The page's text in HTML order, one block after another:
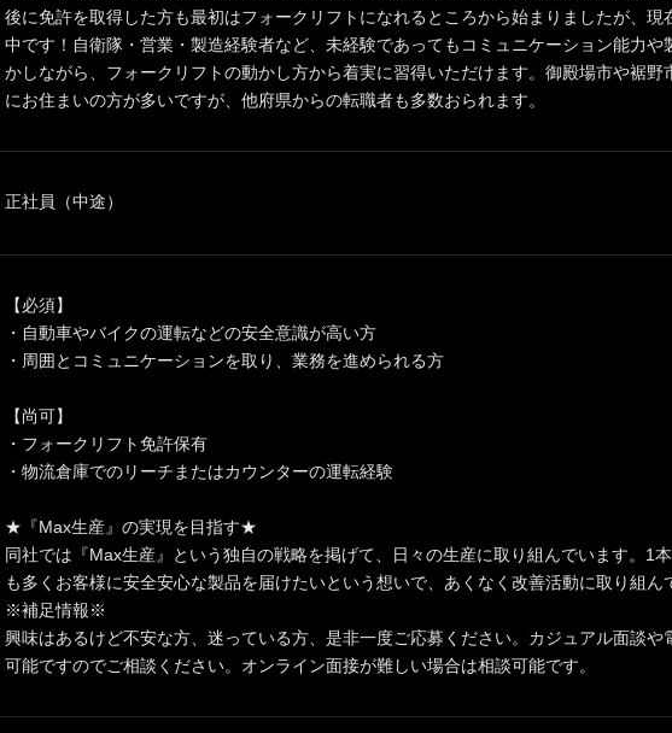
後に免許を取得した方も最初はフォークリフトになれるところから始まりましたが、現
中です！自衛隊・営業・製造経験者など、未経験であってもコミュニケーション能力や
かしながら、フォークリフトの動かし方から着実に習得いただけます。御殿場市や裾野
にお住まいの方が多いですが、他府県からの転職者も多数おられます。
正社員（中途）
【必須】
・自動車やバイクの運転などの安全意識が高い方
・周囲とコミュニケーションを取り、業務を進められる方
【尚可】
・フォークリフト免許保有
・物流倉庫でのリーチまたはカウンターの運転経験
★『Max生産』の実現を目指す★
同社では『Max生産』という独自の戦略を掲げて、日々の生産に取り組んでいます。1
も多くお客様に安全安心な製品を届けたいという想いで、あくなく改善活動に取り組ん
※補足情報※
興味はあるけど不安な方、迷っている方、是非一度ご応募ください。カジュアル面談や
可能ですのでご相談ください。オンライン面接が難しい場合は相談可能です。